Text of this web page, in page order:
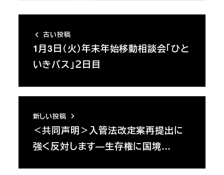
古い投稿
1月3日（火）年末年始移動相談会「ひと
いきバス」２日目
新しい投稿
＜共同声明＞入管法改定案再提出に
強く反対します―生存権に国境…